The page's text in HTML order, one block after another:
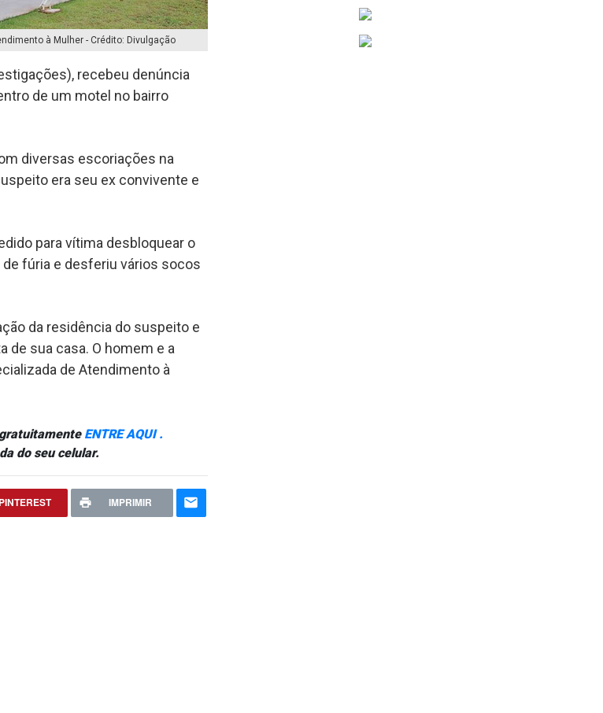
à Mulher - Crédito: Divulgação
recebeu denúncia
de um motel no bairro
diversas escoriações na
era seu ex convivente e
para vítima desbloquear o
fúria e desferiu vários socos
da residência do suspeito e
de sua casa. O homem e a
de Atendimento à
ENTRE AQUI .
do seu celular.
PINTEREST IMPRIMIR